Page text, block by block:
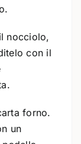
nocciolo,
con il
forno.
un